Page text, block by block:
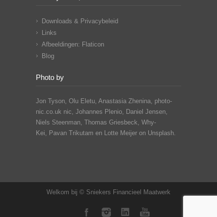
Downloads & Privacybeleid
Links
Afbeeldingen: Flaticon
Blog
Photo by
Jon Tyson, Olu Eletu, Anastasia Zhenina, photo-
nic.co.uk nic, Johannes Plenio, Daniel Jensen,
Niels Steenman, Thomas Griesbeck, Why-
Kei, Pavan Trikutam en Lotte Meijer on Unsplash.
Welkom bij © Sniekers Financieel Maatwerk